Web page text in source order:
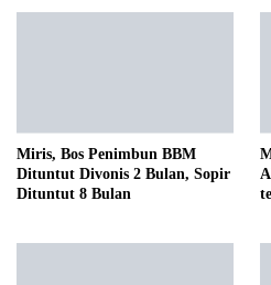
Miris, Bos Penimbun BBM
Dituntut Divonis 2 Bulan, Sopir
Dituntut 8 Bulan